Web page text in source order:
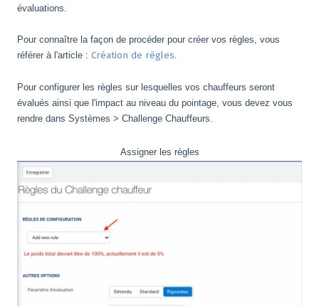
évaluations.
Pour connaître la façon de procéder pour créer vos règles, vous
référer à l'article : Création de règles.
Pour configurer les règles sur lesquelles vos chauffeurs seront
évalués ainsi que l'impact au niveau du pointage, vous devez vous
rendre dans Systèmes > Challenge Chauffeurs.
Assigner les règles